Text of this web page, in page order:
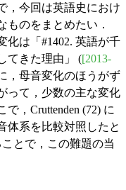
，今回は英語史におけ
ものをまとめたい．
は「#1402. 英語が千
てきた理由」 ([2013-
，母音変化のほうがず
って，少数の主な変化
，Cruttenden (72) に
体系を比較対照したと
とで，この難題の当